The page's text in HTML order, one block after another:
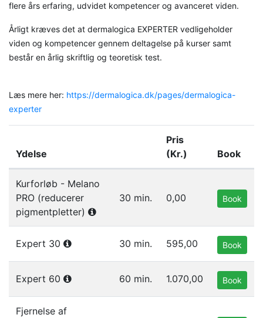
flere års erfaring, udvidet kompetencer og avanceret viden.
Årligt kræves det at dermalogica EXPERTER vedligeholder
viden og kompetencer gennem deltagelse på kurser samt
består en årlig skriftlig og teoretisk test.
Læs mere her: https://dermalogica.dk/pages/dermalogica-
experter
Ydelse
Pris
(Kr.)
Book
Kurforløb - Melano
PRO (reducerer
pigmentpletter)
30 min. 0,00 Book
Expert 30 30 min. 595,00 Book
Expert 60 60 min. 1.070,00 Book
Fjernelse af